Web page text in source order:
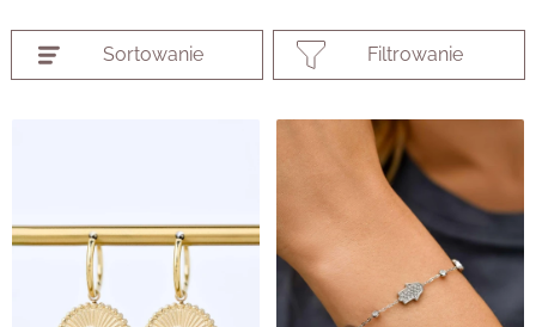
Sortowanie Filtrowanie